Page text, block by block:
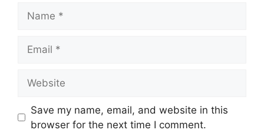
Save my name, email, and website in this
browser for the next time I comment.